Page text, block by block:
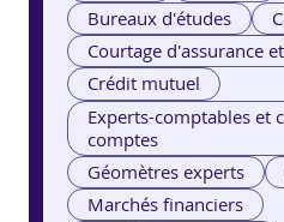
Bureaux d'études
Courtage d'assurance
Crédit mutuel
Experts-comptables et
comptes
Géomètres experts
Marchés financiers